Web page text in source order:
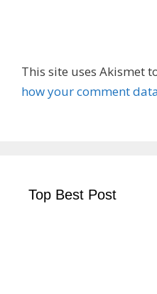
This site uses Akismet
how your comment
Top Best Post